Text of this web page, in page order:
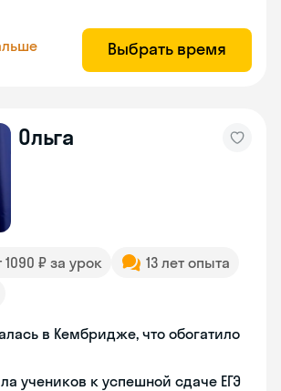
Выбрать время
Ольга
1090 ₽ за урок
13 лет опыта
в Кембридже, что обогатило
учеников к успешной сдаче ЕГЭ